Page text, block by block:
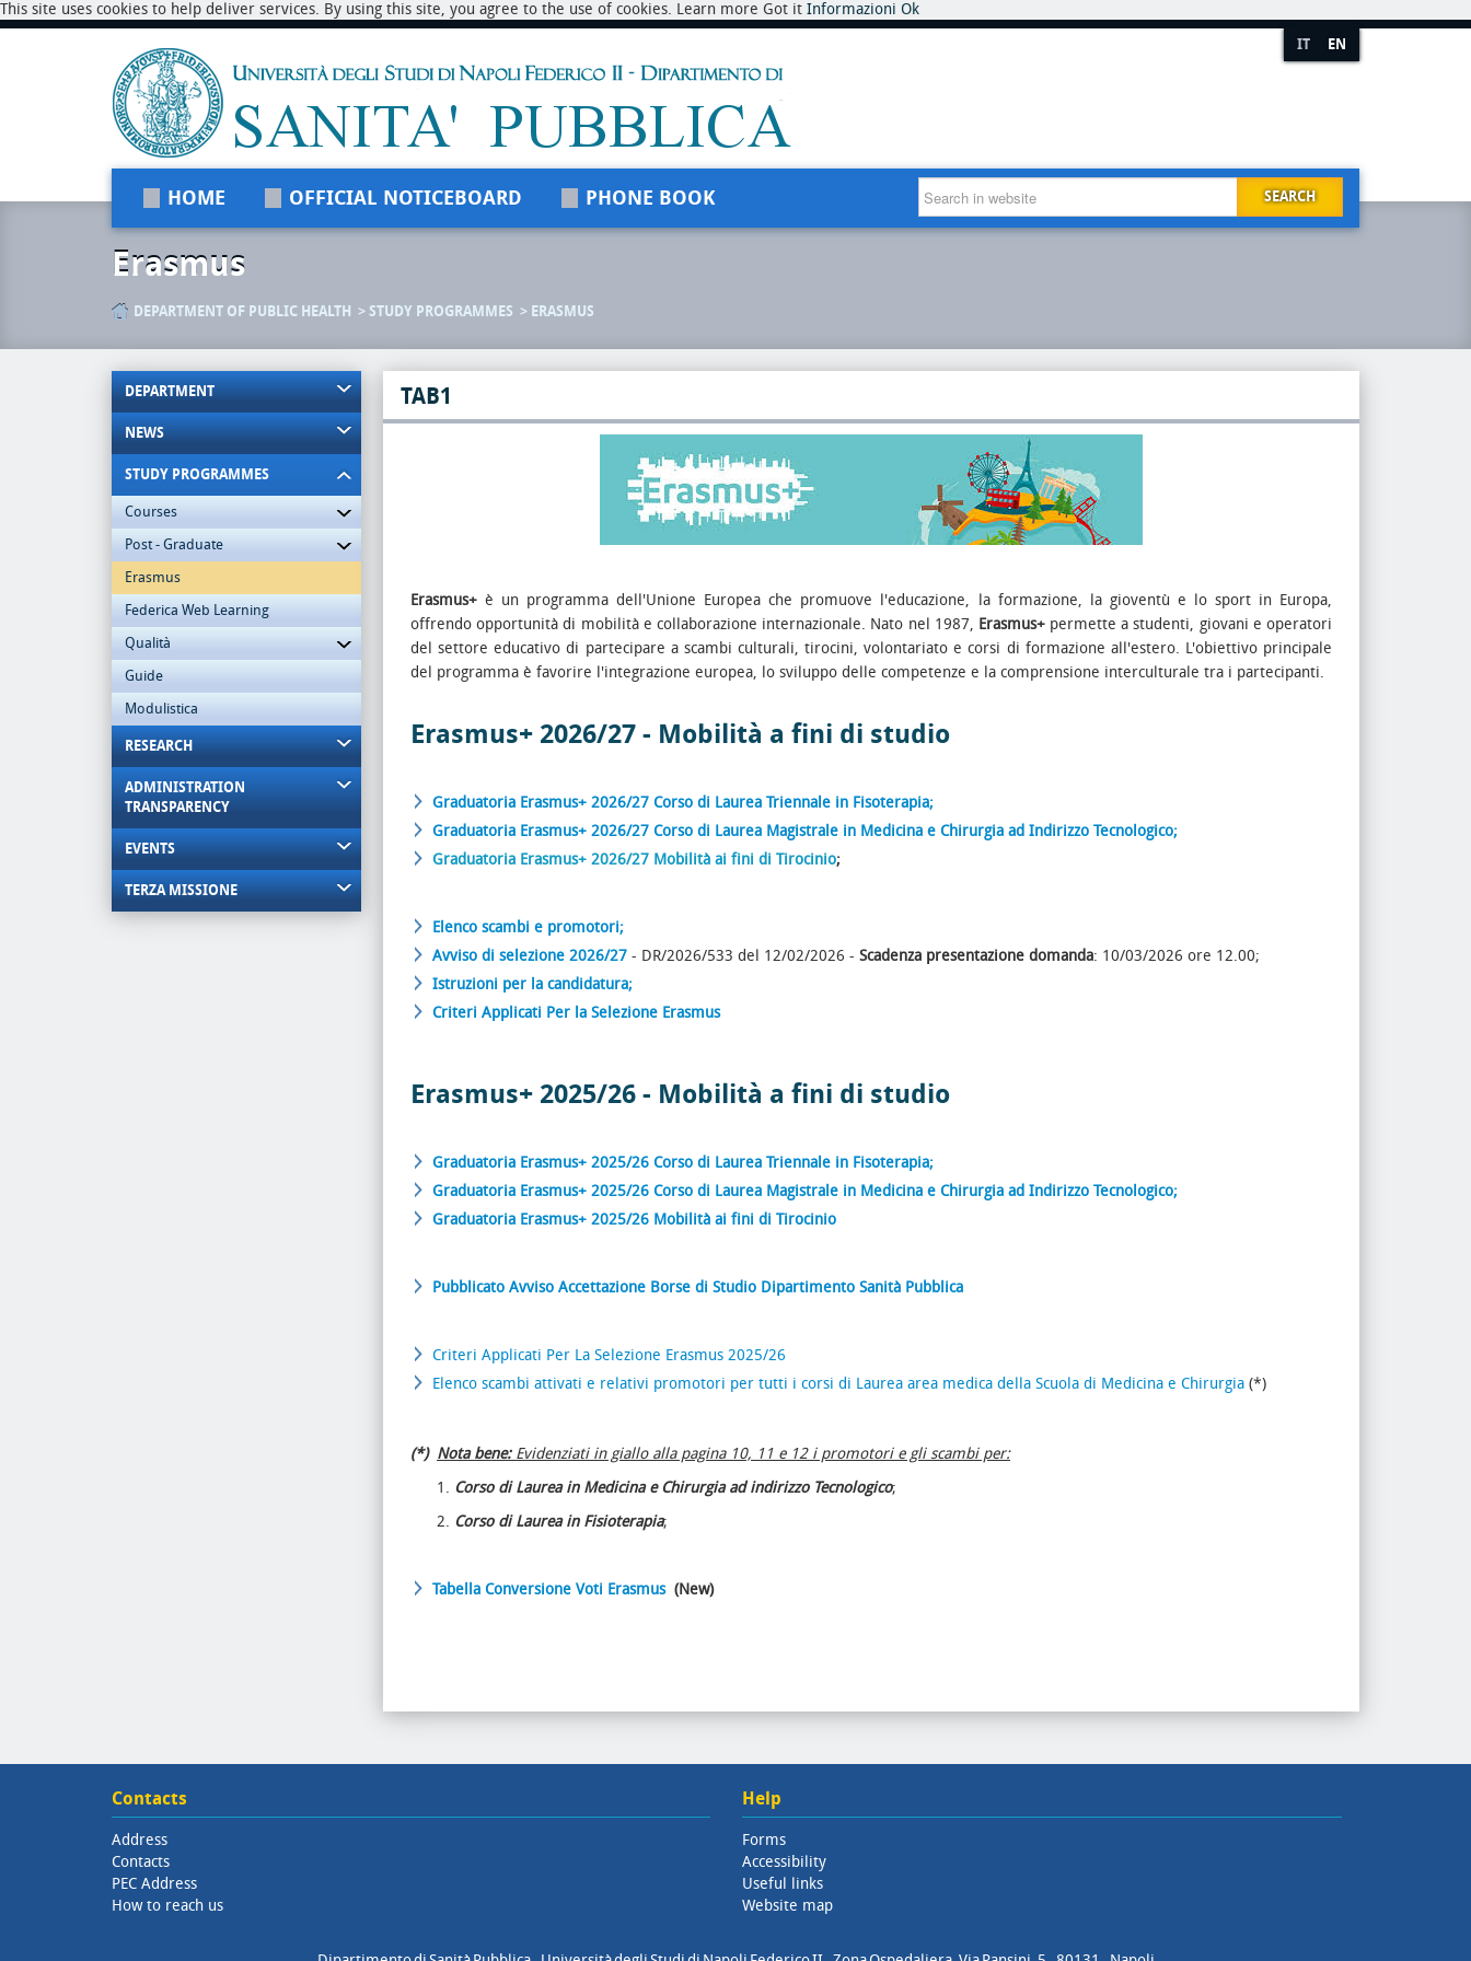
This site uses cookies to help deliver services. By using this site, you agree to the use of cookies. Learn more Got it Informazioni Ok
IT EN
HOME OFFICIAL NOTICEBOARD PHONE BOOK SEARCH
Erasmus
DEPARTMENT OF PUBLIC HEALTH STUDY PROGRAMMES ERASMUS
DEPARTMENT
NEWS
STUDY PROGRAMMES
Courses
Post - Graduate
Erasmus
Federica Web Learning
Qualità
Guide
Modulistica
RESEARCH
ADMINISTRATION
TRANSPARENCY
EVENTS
TERZA MISSIONE
TAB1
Erasmus+è un programma dell'Unione Europea che promuove l'educazione, la formazione, la gioventù e lo sport in Europa,
offrendo opportunità di mobilità e collaborazione internazionale. Nato nel 1987, Erasmus+permette a studenti, giovani e operatori
del settore educativo di partecipare a scambi culturali, tirocini, volontariato e corsi di formazione all'estero. L'obiettivo principale
del programma è favorire l'integrazione europea, lo sviluppo delle competenze e la comprensione interculturale tra i partecipanti.
Erasmus+ 2026/27 - Mobilità a fini di studio
Graduatoria Erasmus+ 2026/27 Corso di Laurea Triennale in Fisoterapia;
Graduatoria Erasmus+ 2026/27 Corso di Laurea Magistrale in Medicina e Chirurgia ad Indirizzo Tecnologico;
Graduatoria Erasmus+ 2026/27 Mobilità ai fini di Tirocinio;
Elenco scambi e promotori;
Avviso di selezione 2026/27 - DR/2026/533 del 12/02/2026 - Scadenza presentazione domanda: 10/03/2026 ore 12.00;
Istruzioni per la candidatura;
Criteri Applicati Per la Selezione Erasmus
Erasmus+ 2025/26 - Mobilità a fini di studio
Graduatoria Erasmus+ 2025/26 Corso di Laurea Triennale in Fisoterapia;
Graduatoria Erasmus+ 2025/26 Corso di Laurea Magistrale in Medicina e Chirurgia ad Indirizzo Tecnologico;
Graduatoria Erasmus+ 2025/26 Mobilità ai fini di Tirocinio
Pubblicato Avviso Accettazione Borse di Studio Dipartimento Sanità Pubblica
Criteri Applicati Per La Selezione Erasmus 2025/26
Elenco scambi attivati e relativi promotori per tutti i corsi di Laurea area medica della Scuola di Medicina e Chirurgia (*)
(*) Nota bene:Evidenziati in giallo alla pagina 10, 11 e 12 i promotori e gli scambi per:
Corso di Laurea in Medicina e Chirurgia ad indirizzo Tecnologico;
Corso di Laurea in Fisioterapia;
Tabella Conversione Voti Erasmus (New)
Contacts
Address
Contacts
PEC Address
How to reach us
Help
Forms
Accessibility
Useful links
Website map